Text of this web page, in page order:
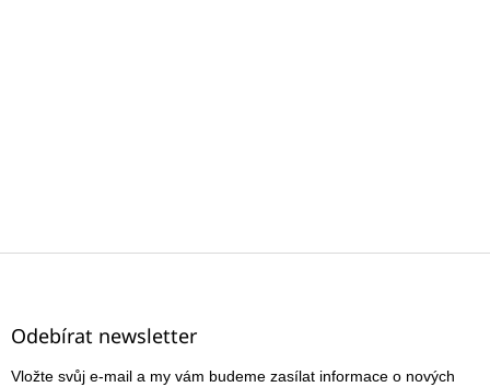
Z
Odebírat newsletter
Vložte svůj e-mail a my vám budeme zasílat informace o nových